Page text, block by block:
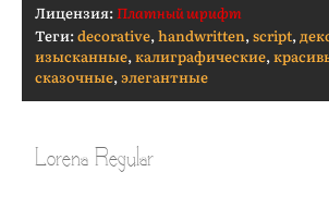
Лицензия:Платный шрифт
Теги:decorative,handwritten,script,
изысканные,калиграфические,
сказочные,элегантные